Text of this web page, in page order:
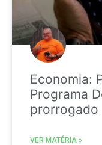
Economia:
Programa
prorrogado
VER MATÉRIA »